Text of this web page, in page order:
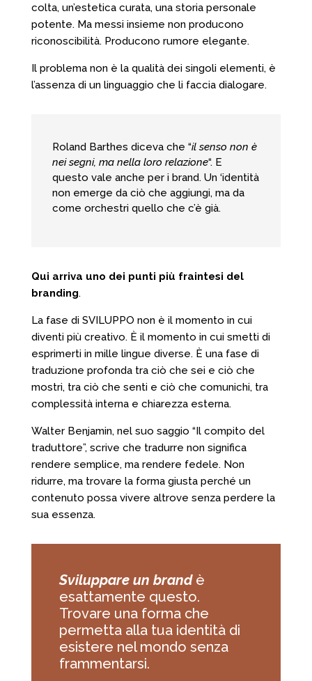
colta, un’estetica curata, una storia personale
potente. Ma messi insieme non producono
riconoscibilità. Producono rumore elegante.
Il problema non è la qualità dei singoli elementi, è
l’assenza di un linguaggio che li faccia dialogare.
Roland Barthes diceva che “il senso non è
nei segni, ma nella loro relazione“. E
questo vale anche per i brand. Un ‘identità
non emerge da ciò che aggiungi, ma da
come orchestri quello che c’è già.
Qui arriva uno dei punti più fraintesi del
branding.
La fase di SVILUPPO non è il momento in cui
diventi più creativo. È il momento in cui smetti di
esprimerti in mille lingue diverse. È una fase di
traduzione profonda tra ciò che sei e ciò che
mostri, tra ciò che senti e ciò che comunichi, tra
complessità interna e chiarezza esterna.
Walter Benjamin, nel suo saggio “Il compito del
traduttore”, scrive che tradurre non significa
rendere semplice, ma rendere fedele. Non
ridurre, ma trovare la forma giusta perché un
contenuto possa vivere altrove senza perdere la
sua essenza.
Sviluppare un brandè
esattamente questo.
Trovare una forma che
permetta alla tua identità di
esistere nel mondo senza
frammentarsi.